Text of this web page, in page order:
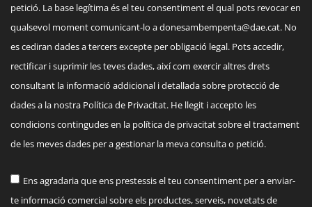
petició. La base legítima és el teu consentiment el qual pots revocar en
qualsevol moment comunicant-lo adonesambempenta@dae.cat. No
es cediran dades a tercers excepte per obligació legal. Pots accedir,
rectificar i suprimir les teves dades, així com exercir altres drets
consultant la informació addicional i detallada sobre protecció de
dades a la nostra Política de Privacitat. He llegit i accepto les
condicions contingudes en la política de privacitat sobre el tractament
de les meves dades per a gestionar la meva consulta o petició.
Ens agradaria que ens prestessis el teu consentiment per a enviar-
te informació comercial sobre els productes, serveis, novetats de